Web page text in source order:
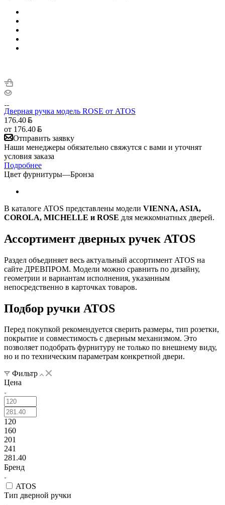
Дверная ручка модель ROSE от ATOS
176.40
от 176.40
Отправить заявку
Наши менеджеры обязательно свяжутся с вами и уточнят
условия заказа
Подробнее
Цвет фурнитуры—Бронза
В каталоге ATOS представлены модели VIENNA, ASIA,
COROLA, MICHELLE и ROSE для межкомнатных дверей.
Ассортимент дверных ручек ATOS
Раздел объединяет весь актуальный ассортимент ATOS на
сайте ДРЕВПРОМ. Модели можно сравнить по дизайну,
геометрии и вариантам исполнения, указанным
непосредственно в карточках товаров.
Подбор ручки ATOS
Перед покупкой рекомендуется сверить размеры, тип розетки,
покрытие и совместимость с дверным механизмом. Это
позволяет подобрать фурнитуру не только по внешнему виду,
но и по техническим параметрам конкретной двери.
Фильтр
Цена
120
160
201
241
281.40
Бренд
ATOS
Тип дверной ручки